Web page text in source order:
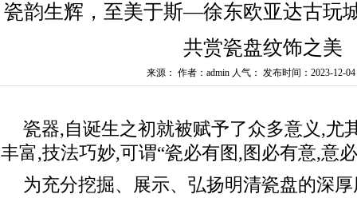
瓷韵生辉，至美于斯—徐东欧亚达古玩
共赏瓷盘纹饰之美
来源： 作者：admin 人气： 发布时间：2023-12-04
瓷器,自诞生之初就被赋予了众多意义,尤
丰富,技法巧妙,可谓“瓷必有图,图必有意,意
为充分挖掘、展示、弘扬明清瓷盘的深